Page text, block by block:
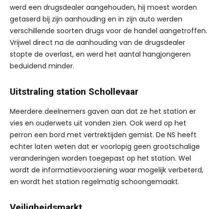
werd een drugsdealer aangehouden, hij moest worden
getaserd bij zijn aanhouding en in zijn auto werden
verschillende soorten drugs voor de handel aangetroffen.
Vrijwel direct na de aanhouding van de drugsdealer
stopte de overlast, en werd het aantal hangjongeren
beduidend minder.
Uitstraling station Schollevaar
Meerdere deelnemers gaven aan dat ze het station er
vies en ouderwets uit vonden zien. Ook werd op het
perron een bord met vertrektijden gemist. De NS heeft
echter laten weten dat er voorlopig geen grootschalige
veranderingen worden toegepast op het station. Wel
wordt de informatievoorziening waar mogelijk verbeterd,
en wordt het station regelmatig schoongemaakt.